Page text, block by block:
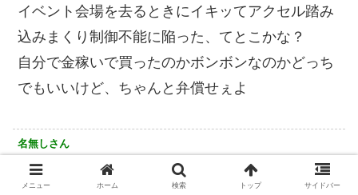
イベント会場を去るときにイキッてアクセル踏み
込みまくり制御不能に陥った、てとこかな？
自分で金稼いで買ったのかボンボンなのかどっち
でもいいけど、ちゃんと弁償せぇよ
名無しさん
今後は乗らないで欲しいです。
メニュー ホーム 検索 トップ サイドバー